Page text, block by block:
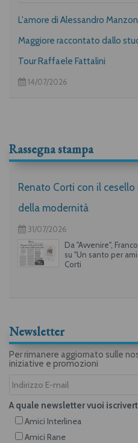
L'amore di Alessandro
Maggiore raccontato dallo
Tour Raffaele Fattalini
14/07/2026
Rassegna stampa
Renato Corti con il
della modernità
31/07/2026
Da "Avvenire",
su "Un santo per
Corti
Newsletter
Per rimanere aggiornato sulle
iniziative e promozioni
A quale newsletter vuoi
Amici Interlinea
Amici Rane